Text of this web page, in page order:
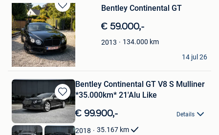
Bewaren
in
Mijn
Favorieten
Bentley Continental GT
€ 59.000,-
2013 134.000 km
Zoya
Sint-Martens-Latem
14 jul 26
Bewaren
in
Mijn
Favorieten
Bentley Continental GT V8 S Mulliner
*35.000km* 21'Alu Like
€ 99.900,- Details
2018 35.167 km